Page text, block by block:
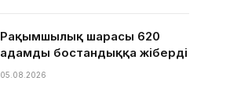
Рақымшылық шарасы 620
адамды бостандыққа жіберді
05.08.2026